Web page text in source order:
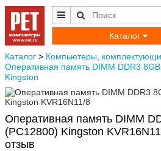
Каталог
Каталог > Компьютеры,
Оперативная память DIMM DDR3
Kingston
Оперативная память DIMM
(PC12800) Kingston
отзыв